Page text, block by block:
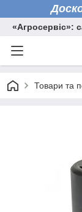
«Агросервіс»:
Товари та